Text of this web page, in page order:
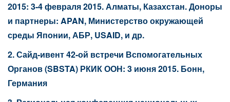
2015: 3-4 февраля 2015. Алматы, Казахстан. Доноры
и партнеры: APAN, Министерство окружающей
среды Японии, АБР, USAID, и др.
2. Сайд-ивент 42-ой встречи Вспомогательных
Органов (SBSTA) РКИК ООН: 3 июня 2015. Бонн,
Германия